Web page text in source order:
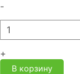
-
+
В корзину